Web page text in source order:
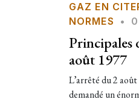
GAZ EN
NORMES
•
Principales
août 1977
L’arrêté du 2
demandé un